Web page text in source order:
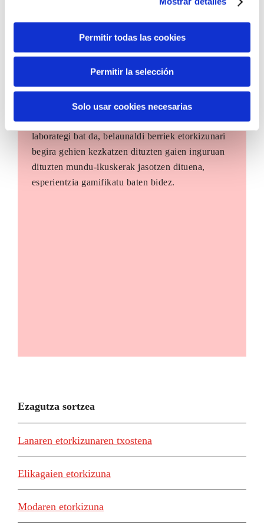
Permitir todas las cookies
Permitir la selección
Solo usar cookies necesarias
The Future Game
The Future Game gazteen parte-hartzerako
laborategi bat da, belaunaldi berriek etorkizunari
begira gehien kezkatzen dituzten gaien inguruan
dituzten mundu-ikuskerak jasotzen dituena,
esperientzia gamifikatu baten bidez.
Ezagutza sortzea
Lanaren etorkizunaren txostena
Elikagaien etorkizuna
Modaren etorkizuna